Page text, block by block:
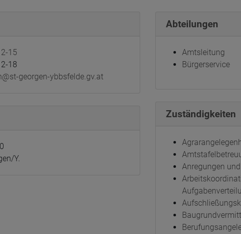
15
18
georgen-ybbsfelde.gv.at
Y.
Abteilungen
Amtsleitung
Bürgerservice
Zuständigkeiten
Anregungen